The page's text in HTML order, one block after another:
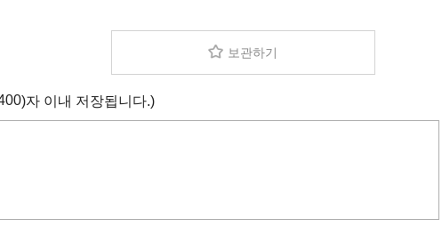
보관하기
)자 이내 저장됩니다.)